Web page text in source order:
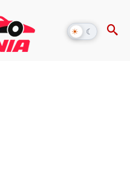
☀ ☾
Alternar
modo